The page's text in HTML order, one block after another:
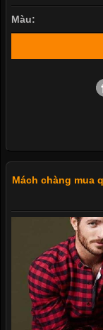
Màu:
Mách chàng mua